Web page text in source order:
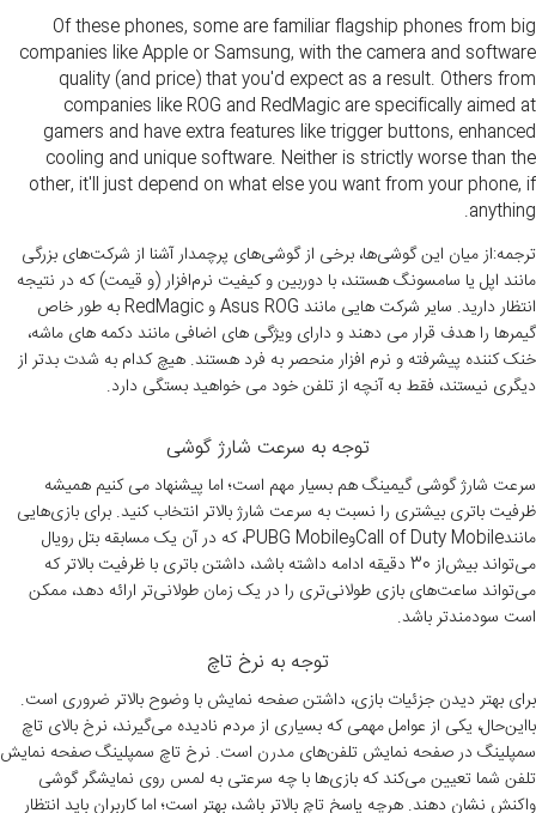
Of these phones, some are familiar flagship phones from big
companies like Apple or Samsung, with the camera and software
quality (and price) that you'd expect as a result. Others from
companies like ROG and RedMagic are specifically aimed at
gamers and have extra features like trigger buttons, enhanced
cooling and unique software. Neither is strictly worse than the
other, it'll just depend on what else you want from your phone, if
anything.
ترجمه:از میان این گوشی‌ها، برخی از گوشی‌های پرچمدار آشنا از شرکت‌های بزرگی
مانند اپل یا سامسونگ هستند، با دوربین و کیفیت نرم‌افزار (و قیمت) که در نتیجه
انتظار دارید. سایر شرکت هایی مانند Asus ROG و RedMagic به طور خاص
گیمرها را هدف قرار می دهند و دارای ویژگی های اضافی مانند دکمه های ماشه،
خنک کننده پیشرفته و نرم افزار منحصر به فرد هستند. هیچ کدام به شدت بدتر از
دیگری نیستند، فقط به آنچه از تلفن خود می خواهید بستگی دارد.
توجه به سرعت شارژ گوشی
سرعت شارژ گوشی گیمینگ هم بسیار مهم است؛ اما پیشنهاد می کنیم همیشه
ظرفیت باتری بیشتری را نسبت به سرعت شارژ بالاتر انتخاب کنید. برای بازی‌هایی
مانندCall of Duty MobileوPUBG Mobile، که در آن یک مسابقه بتل رویال
می‌تواند بیش‌از 30 دقیقه ادامه داشته باشد، داشتن باتری با ظرفیت بالاتر که
می‌تواند ساعت‌های بازی طولانی‌تری را در یک زمان طولانی‌تر ارائه دهد، ممکن
است سودمندتر باشد.
توجه به نرخ تاچ
برای بهتر دیدن جزئیات بازی، داشتن صفحه نمایش با وضوح بالاتر ضروری است.
بااین‌حال، یکی از عوامل مهمی که بسیاری از مردم نادیده می‌گیرند، نرخ بالای تاچ
سمپلینگ در صفحه نمایش تلفن‌های مدرن است. نرخ تاچ سمپلینگ صفحه نمایش
تلفن شما تعیین می‌کند که بازی‌ها با چه سرعتی به لمس روی نمایشگر گوشی
واکنش نشان دهند. هرچه پاسخ تاچ بالاتر باشد، بهتر است؛ اما کاربران باید انتظار